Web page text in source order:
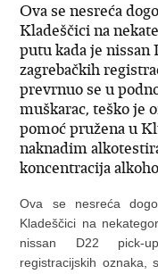
Ova se nesreća
Kladeščici na
putu kada je
zagrebačkih
prevrnuo se u
muškarac, teško je
pomoć pružena u
naknadim
koncentracija
Ova se nesreća
Kladeščici na
nissan D22 pick-
registracijskih